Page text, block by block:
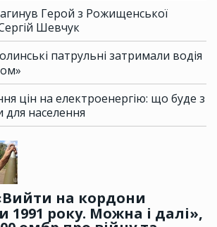
Герой з Рожищенської
Шевчук
патрульні затримали водія
цін на електроенергію: що буде з
населення
на кордони
1991 року. Можна і далі»,